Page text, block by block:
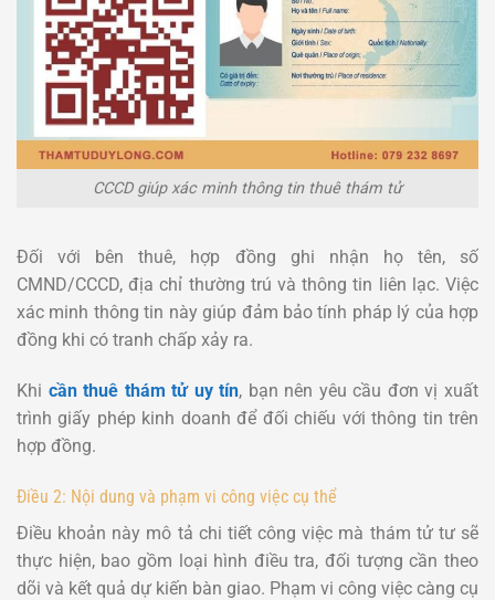
CCCD giúp xác minh thông tin thuê thám tử
Đối với bên thuê, hợp đồng ghi nhận họ tên, số
CMND/CCCD, địa chỉ thường trú và thông tin liên lạc. Việc
xác minh thông tin này giúp đảm bảo tính pháp lý của hợp
đồng khi có tranh chấp xảy ra.
Khi cần thuê thám tử uy tín, bạn nên yêu cầu đơn vị xuất
trình giấy phép kinh doanh để đối chiếu với thông tin trên
hợp đồng.
Điều 2: Nội dung và phạm vi công việc cụ thể
Điều khoản này mô tả chi tiết công việc mà thám tử tư sẽ
thực hiện, bao gồm loại hình điều tra, đối tượng cần theo
dõi và kết quả dự kiến bàn giao. Phạm vi công việc càng cụ